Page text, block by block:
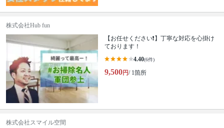
株式会社Hub fun
【お任せください❗️】丁寧な対応を心掛け
ております！
4.40(6件)
9,500円/ 1箇所
株式会社スマイル空間